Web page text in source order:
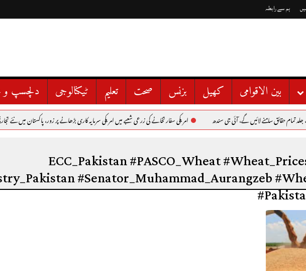
ہم سے رابطہ
بین الاقوامی کھیل بزنس صحت تعلیم ٹیکنالوجی دلچسپ و
حقائق سامنے لائیں گے، آئی جی سندھ امریکی سفارتخانے کی زرعی شعبے میں امریکی سرمایہ کاری بڑھانے پر زور، پاکستان میں نئے تجارتی
#ECC_Pakistan #PASCO_Wheat
#Senator_Muhammad_Aurangzeb